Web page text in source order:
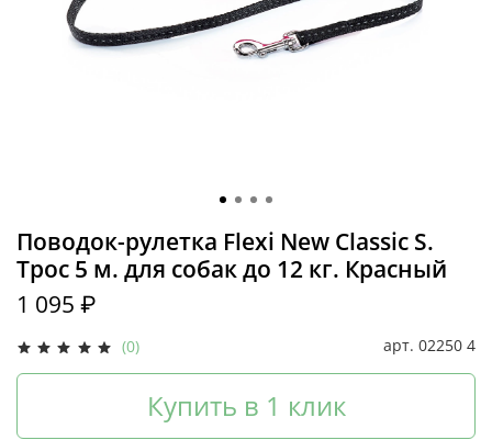
(0) арт. 02250 4
Поводок-рулетка Flexi New Classic S.
Трос 5 м. для собак до 12 кг. Красный
1 095 ₽
Купить в 1 клик